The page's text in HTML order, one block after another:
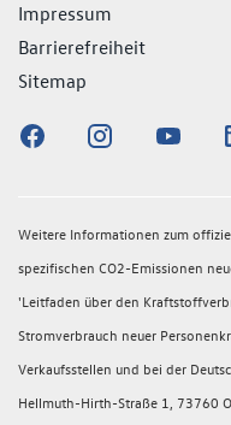
Impressum
Barrierefreiheit
Sitemap
Weitere Informationen zum
spezifischen CO2-Emissionen
'Leitfaden über den
Stromverbrauch neuer
Verkaufsstellen und bei der
Hellmuth-Hirth-Straße 1, 73760